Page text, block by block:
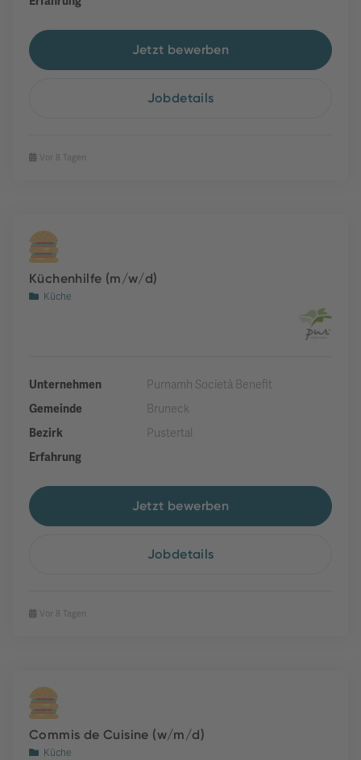
Jetzt bewerben
Jobdetails
Vor 8 Tagen
Küchenhilfe (m/w/d)
Küche
Unternehmen
Purnamh Società Benefit
Gemeinde
Bruneck
Bezirk
Pustertal
Erfahrung
Jetzt bewerben
Jobdetails
Vor 8 Tagen
Commis de Cuisine (w/m/d)
Küche